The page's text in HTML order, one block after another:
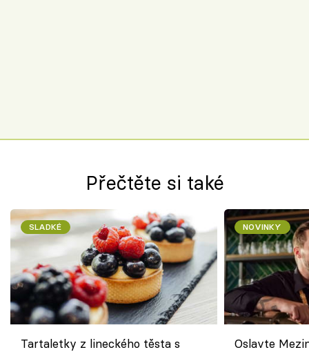
Přečtěte si také
SLADKÉ
Tartaletky z lineckého těsta s
NOVINKY
Oslavte